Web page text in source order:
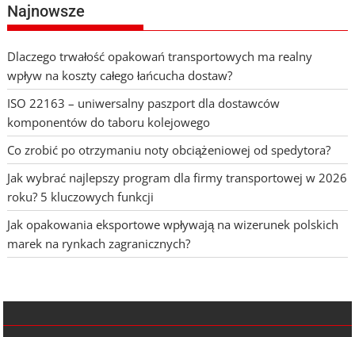
Najnowsze
Dlaczego trwałość opakowań transportowych ma realny
wpływ na koszty całego łańcucha dostaw?
ISO 22163 – uniwersalny paszport dla dostawców
komponentów do taboru kolejowego
Co zrobić po otrzymaniu noty obciążeniowej od spedytora?
Jak wybrać najlepszy program dla firmy transportowej w 2026
roku? 5 kluczowych funkcji
Jak opakowania eksportowe wpływają na wizerunek polskich
marek na rynkach zagranicznych?